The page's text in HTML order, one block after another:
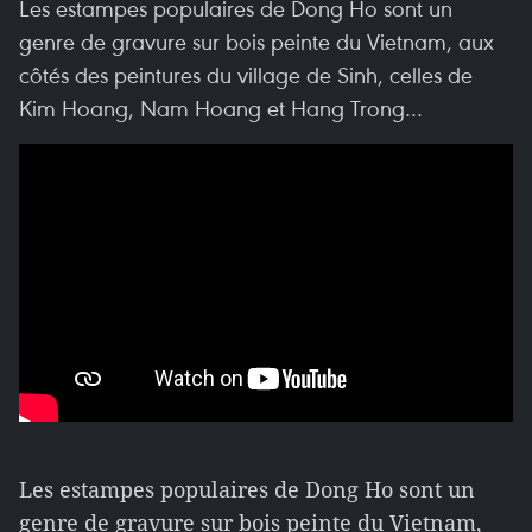
Les estampes populaires de Dong Ho sont un
genre de gravure sur bois peinte du Vietnam, aux
côtés des peintures du village de Sinh, celles de
Kim Hoang, Nam Hoang et Hang Trong…
Les estampes populaires de Dong Ho sont un
genre de gravure sur bois peinte du Vietnam,